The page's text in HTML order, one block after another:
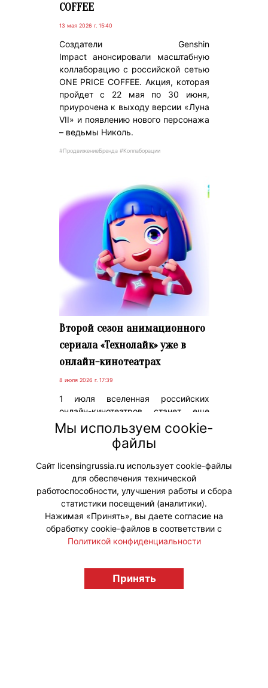
COFFEE
13 мая 2026 г. 15:40
Создатели Genshin
Impact анонсировали масштабную
коллаборацию с российской сетью
ONE PRICE COFFEE. Акция, которая
пройдет с 22 мая по 30 июня,
приурочена к выходу версии «Луна
VII» и появлению нового персонажа
– ведьмы Николь.
#ПродвижениеБренда #Коллаборации
Второй сезон анимационного
сериала «Технолайк» уже в
онлайн-кинотеатрах
8 июля 2026 г. 17:39
1 июля вселенная российских
онлайн-кинотеатров станет еще
больше – стартует второй сезон
техноприключений в
метавселенной анимационного
сериала «Технолайк».
#ПродвижениеБренда
licensingrussia.ru, 2009-2026 12+
Мы используем cookie-
файлы
Сайт licensingrussia.ru использует cookie-файлы
для обеспечения технической
работоспособности, улучшения работы и сбора
статистики посещений (аналитики).
Нажимая «Принять», вы даете согласие на
обработку cookie-файлов в соответствии с
Политикой конфиденциальности
Принять